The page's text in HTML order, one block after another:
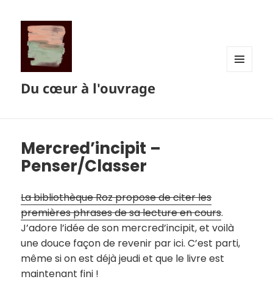
Du cœur à l'ouvrage
Mercred’incipit –
Penser/Classer
La bibliothèque Roz propose de citer les
premières phrases de sa lecture en cours.
J’adore l’idée de son mercred’incipit, et voilà
une douce façon de revenir par ici. C’est parti,
même si on est déjà jeudi et que le livre est
maintenant fini !